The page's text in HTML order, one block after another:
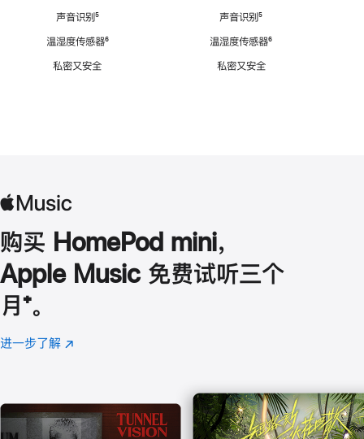
声音识别脚
⁵
温湿度传感器脚
⁶
私密又安全
声音识别脚
⁵
温湿度传感器脚
⁶
私密又安全
购买 HomePod mini，
Apple Music 免费试听三个
月 脚
注
⁺。
进一步了解 Apple
(在
口
中